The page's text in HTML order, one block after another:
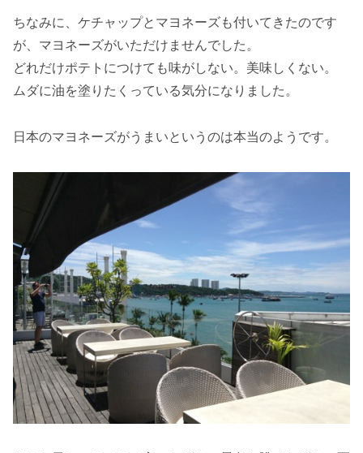
ちなみに、ケチャップとマヨネーズも付いてきたのです
が、マヨネーズがいただけませんでした。
どれだけポテトにつけても味がしない。美味しくない。
ムダに油を塗りたくっている気分になりました。
日本のマヨネーズがうまいというのは本当のようです。